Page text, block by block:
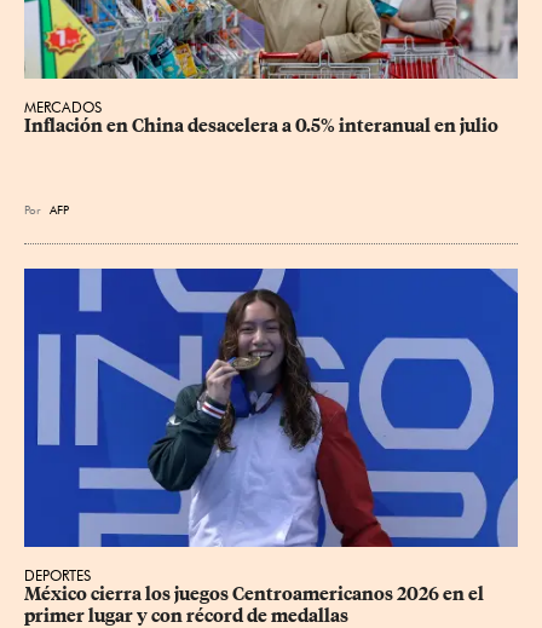
MERCADOS
Inflación en China desacelera a 0.5% interanual en julio
Por AFP
DEPORTES
México cierra los juegos Centroamericanos 2026 en el
primer lugar y con récord de medallas